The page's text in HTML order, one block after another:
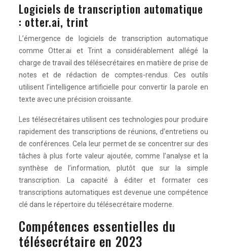
Logiciels de transcription automatique
: otter.ai, trint
L’émergence de logiciels de transcription automatique
comme Otter.ai et Trint a considérablement allégé la
charge de travail des télésecrétaires en matière de prise de
notes et de rédaction de comptes-rendus. Ces outils
utilisent l’intelligence artificielle pour convertir la parole en
texte avec une précision croissante.
Les télésecrétaires utilisent ces technologies pour produire
rapidement des transcriptions de réunions, d’entretiens ou
de conférences. Cela leur permet de se concentrer sur des
tâches à plus forte valeur ajoutée, comme l’analyse et la
synthèse de l’information, plutôt que sur la simple
transcription. La capacité à éditer et formater ces
transcriptions automatiques est devenue une compétence
clé dans le répertoire du télésecrétaire moderne.
Compétences essentielles du
télésecrétaire en 2023